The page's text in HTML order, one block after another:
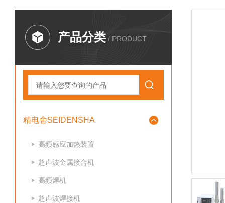
产品分类 / PRODUCT
精电舍SEIDENSHA
高频感应加热装置
超声波金属接合机
高频焊机
超声波焊接机